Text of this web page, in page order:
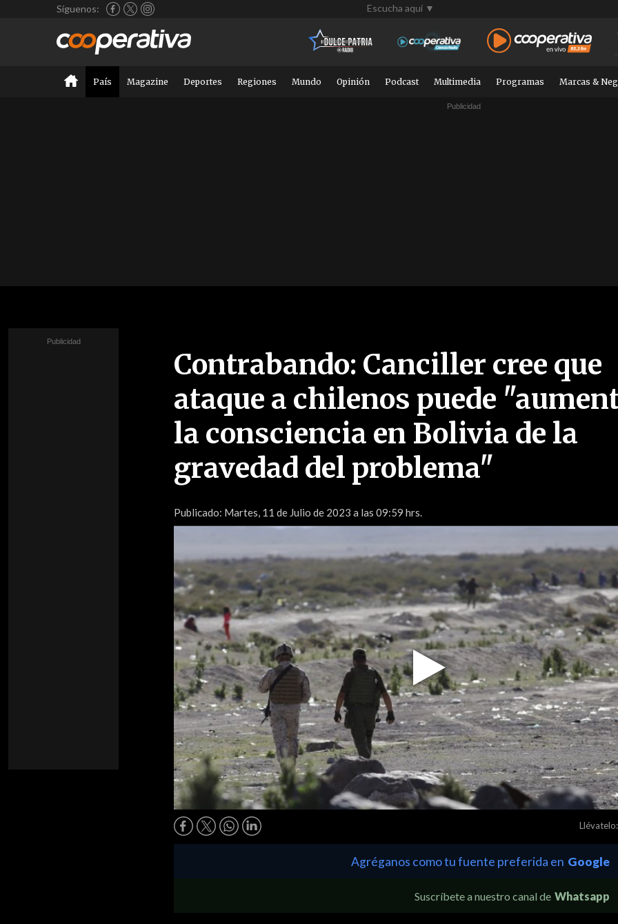
Síguenos: Escucha aquí ▼
País Magazine Deportes Regiones Mundo Opinión Podcast Multimedia Programas Marcas &
Contrabando: Canciller cree que
ataque a chilenos puede
la consciencia en Bolivia de la
gravedad del problema"
Publicado: Martes, 11 de Julio de 2023 a las 09:59 hrs.
Play
Video
Llévatelo:
Agréganos como tu fuente preferida en Google
Suscríbete a nuestro canal de Whatsapp